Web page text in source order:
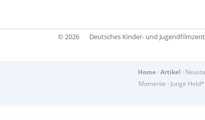
© 2026 Deutsches Kinder- und
Home · Artikel ·
Momente · Junge